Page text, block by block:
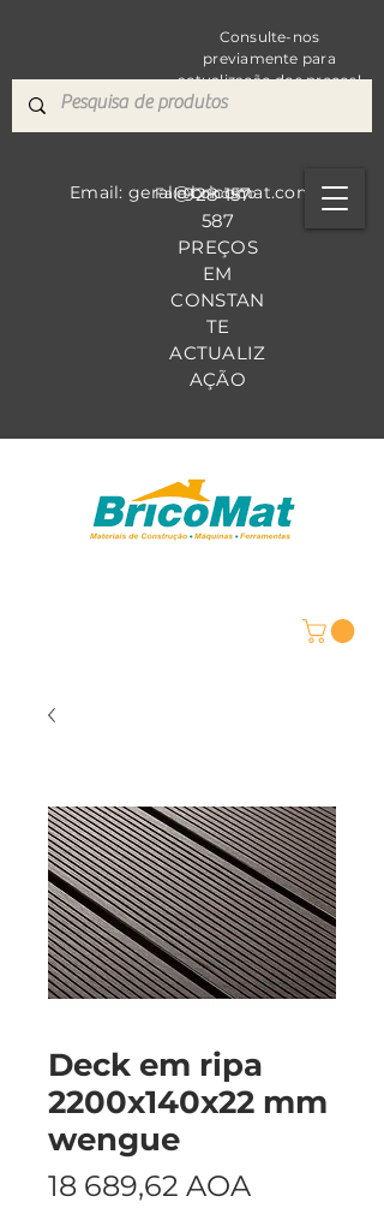
Consulte-nos
previamente para
actualização dos preços!
928 157
587
PREÇOS
EM
CONSTAN
TE
ACTUALIZ
AÇÃO
Fale Conosco
Email: geral@bricomat.com
Deck em ripa
2200x140x22 mm
wengue
18 689,62 AOA